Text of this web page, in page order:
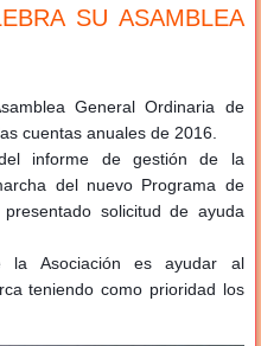
SU ASAMBLEA
General Ordinaria de
cuentas anuales de 2016.
informe de gestión de la
del nuevo Programa de
solicitud de ayuda
la Asociación es ayudar al
teniendo como prioridad los